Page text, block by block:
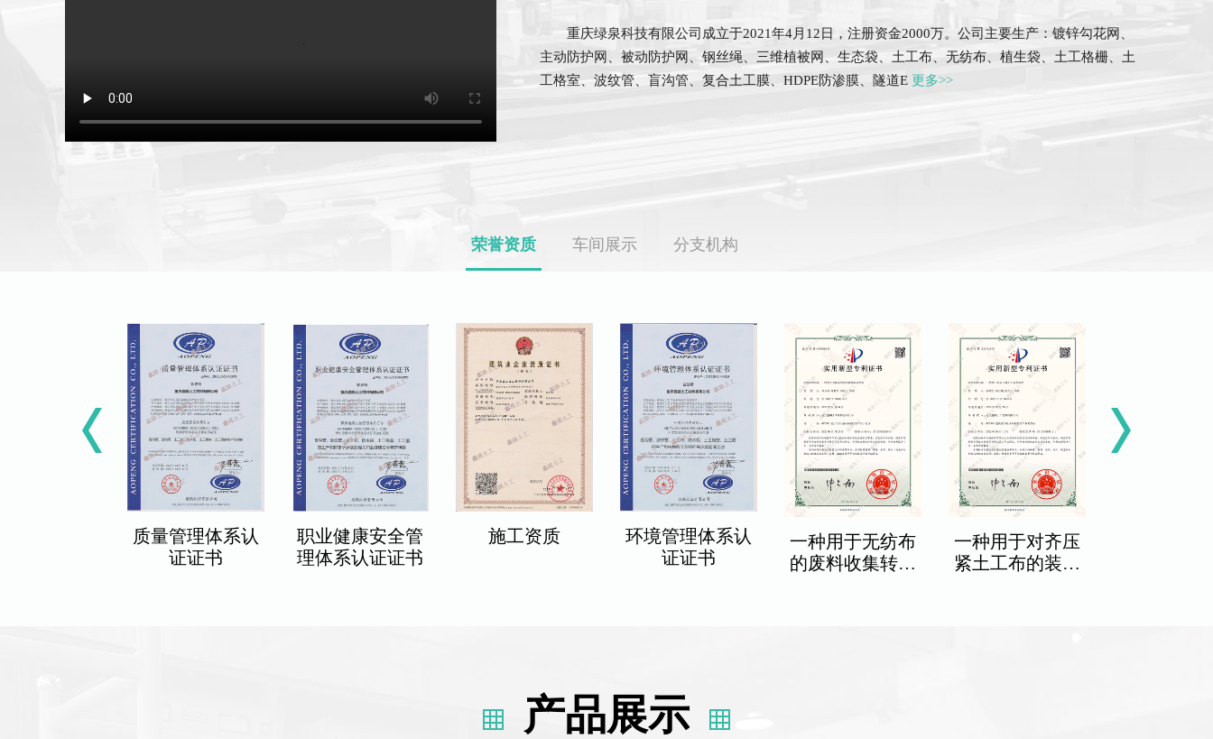
重庆绿泉科技有限公司成立于2021年4月12日，注册资金2000万。公司主要生产：镀锌勾花网、
主动防护网、被动防护网、钢丝绳、三维植被网、生态袋、土工布、无纺布、植生袋、土工格栅、土
工格室、波纹管、盲沟管、复合土工膜、HDPE防渗膜、隧道E更多>>
荣誉资质 车间展示 分支机构
质量管理体系认
证证书
职业健康安全管
理体系认证证书
施工资质
环境管理体系认
证证书
一种用于无纺布
的废料收集转运
一种用于对齐压
紧土工布的装置
产品展示